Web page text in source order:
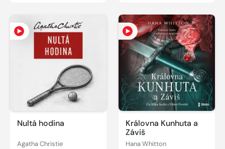
Nultá hodina
Agatha Christie
Královna Kunhuta a
Záviš
Hana Whitton